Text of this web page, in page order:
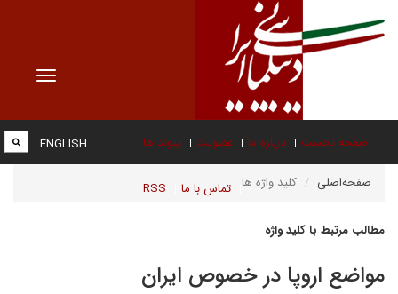
Toggle
صفحه نخست درباره ما عضویت پیوند ها
تماس با ما RSS
ENGLISH
صفحه‌اصلی کلید واژه ها
مطالب مرتبط با کلید واژه
مواضع اروپا در خصوص ایران